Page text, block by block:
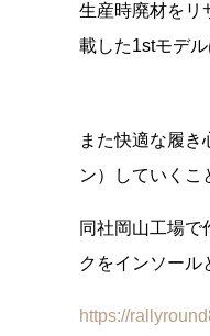
生産時廃材をリ
載した1stモデ
また快適な履
ン）していくこ
同社岡山工場で
クをインソール
https://